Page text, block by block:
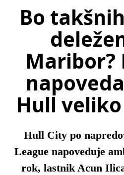
Bo
Maribor?
Hull
Hull City po
League napoveduje
rok, lastnik Acun